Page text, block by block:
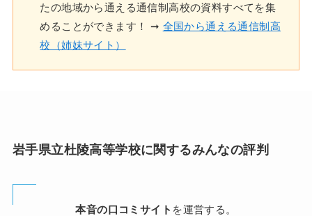
たの地域から通える通信制高校の資料すべてを集
めることができます！ ➞ 全国から通える通信制高
校（姉妹サイト）
岩手県立杜陵高等学校に関するみんなの評判
本音の口コミサイト を運営する。